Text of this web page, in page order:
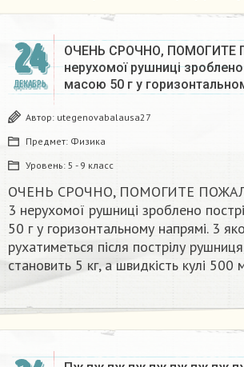
24
ДЕКАБРЬ
ОЧЕНЬ СРОЧНО, ПОМОГИТЕ
нерухомої рушниці
масою 50 г у
Автор: utegenovabalausa27
Предмет: Физика
Уровень: 5 - 9 класс
ОЧЕНЬ СРОЧНО, ПОМОГИТЕ
3 нерухомої рушниці зроблено
50 г у горизонтальному напрямі. 3
рухатиметься після пострілу
становить 5 кг, а швидкість кулі 500